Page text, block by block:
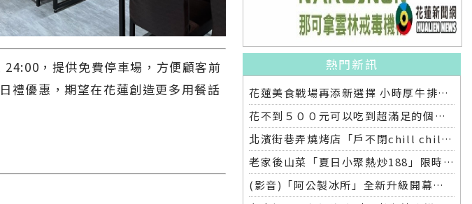
，提供免費停車場，方便顧客前
禮優惠，期望在花蓮創造更多用餐話
熱門新訊
花蓮美食戰場再添新選擇 小時厚牛排花蓮店明開幕
花不到５００元可以吃到超滿足的個人燒肉店，就在中山路上的「栄次郎個人燒肉」
北濱街巷弄燒烤店「戶不閉chill chill」平價串燒搭配海景
老家後山菜「夏日小聚熱炒188」限時開桌，只在太 昌店獨家登場
(影音)「阿公製冰所」全新升級開幕，冰品甜點飲品新感受